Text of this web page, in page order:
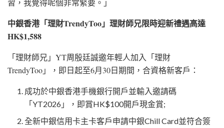
習，我覺得呢個非常緊要。」
中銀香港「理財TrendyToo」理財師兄限時迎新禮遇高達
HK$1,588
「理財師兄」YT周殷廷誠邀年輕人加入「理財
TrendyToo」，即日起至6月30日期間，合資格新客戶：
成功於中銀香港手機銀行開戶並輸入邀請碼
「YT2026」，即賞HK$100開戶現金賞;
全新中銀信用卡主卡客戶申請中銀Chill Card並符合簽